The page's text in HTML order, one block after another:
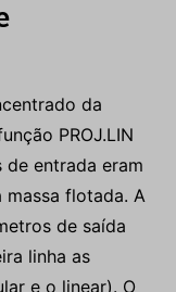
da
PROJ.LIN
entrada eram
flotada. A
de saída
linha as
e o linear). O